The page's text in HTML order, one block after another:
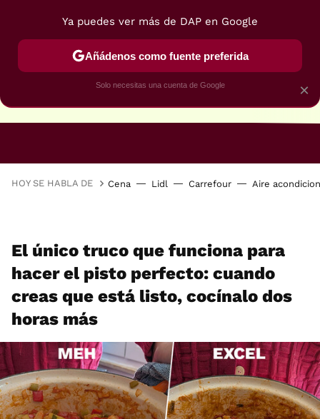
HOY SE HABLA DE Cena Lidl Carrefour Aire
El único truco que funciona para
hacer el pisto perfecto: cuando
creas que está listo, cocínalo dos
horas más
×
Ya puedes ver más de DAP en Google
Añádenos como fuente preferida
Solo necesitas una cuenta de Google